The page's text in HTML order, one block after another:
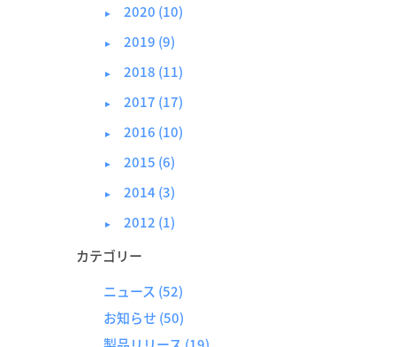
► 2020 (10)
► 2019 (9)
► 2018 (11)
► 2017 (17)
► 2016 (10)
► 2015 (6)
► 2014 (3)
► 2012 (1)
カテゴリー
ニュース (52)
お知らせ (50)